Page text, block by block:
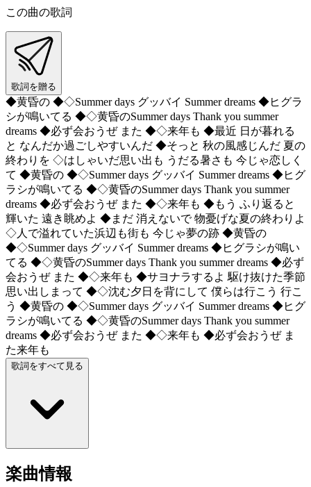
この曲の歌詞
歌詞を贈る
◆黄昏の ◆◇Summer days グッバイ Summer dreams ◆ヒグラ
シが鳴いてる ◆◇黄昏のSummer days Thank you summer
dreams ◆必ず会おうぜ また ◆◇来年も ◆最近 日が暮れる
と なんだか過ごしやすいんだ ◆そっと 秋の風感じんだ 夏の
終わりを ◇はしゃいだ思い出も うだる暑さも 今じゃ恋しく
て ◆黄昏の ◆◇Summer days グッバイ Summer dreams ◆ヒグ
ラシが鳴いてる ◆◇黄昏のSummer days Thank you summer
dreams ◆必ず会おうぜ また ◆◇来年も ◆もう ふり返ると
輝いた 遠き眺めよ ◆まだ 消えないで 物憂げな夏の終わりよ
◇人で溢れていた浜辺も街も 今じゃ夢の跡 ◆黄昏の
◆◇Summer days グッバイ Summer dreams ◆ヒグラシが鳴い
てる ◆◇黄昏のSummer days Thank you summer dreams ◆必ず
会おうぜ また ◆◇来年も ◆サヨナラするよ 駆け抜けた季節
思い出しまって ◆◇沈む夕日を背にして 僕らは行こう 行こ
う ◆黄昏の ◆◇Summer days グッバイ Summer dreams ◆ヒグ
ラシが鳴いてる ◆◇黄昏のSummer days Thank you summer
dreams ◆必ず会おうぜ また ◆◇来年も ◆必ず会おうぜ ま
た来年も
歌詞をすべて見る
楽曲情報